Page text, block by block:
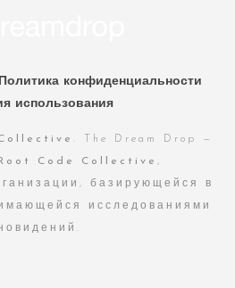
Политика конфиденциальности
использования
. The Dream Drop —
Root Code Collective ,
базирующейся в
исследованиями